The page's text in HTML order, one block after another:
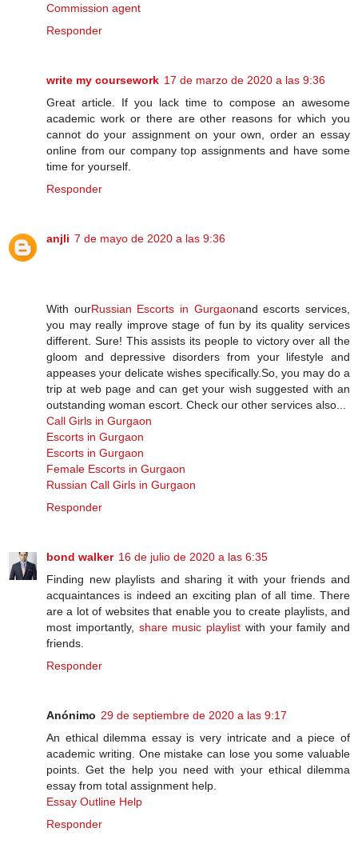
Commission agent
Responder
write my coursework 17 de marzo de 2020 a las 9:36
Great article. If you lack time to compose an awesome
academic work or there are other reasons for which you
cannot do your assignment on your own, order an essay
online from our company top assignments and have some
time for yourself.
Responder
anjli 7 de mayo de 2020 a las 9:36
With ourRussian Escorts in Gurgaonand escorts services,
you may really improve stage of fun by its quality services
different. Sure! This assists its people to victory over all the
gloom and depressive disorders from your lifestyle and
appeases your delicate wishes specifically.So, you may do a
trip at web page and can get your wish suggested with an
outstanding woman escort. Check our other services also...
Call Girls in Gurgaon
Escorts in Gurgaon
Escorts in Gurgaon
Female Escorts in Gurgaon
Russian Call Girls in Gurgaon
Responder
bond walker 16 de julio de 2020 a las 6:35
Finding new playlists and sharing it with your friends and
acquaintances is indeed an exciting plan of all time. There
are a lot of websites that enable you to create playlists, and
most importantly, share music playlist with your family and
friends.
Responder
Anónimo 29 de septiembre de 2020 a las 9:17
An ethical dilemma essay is very intricate and a piece of
academic writing. One mistake can lose you some valuable
points. Get the help you need with your ethical dilemma
essay from total assignment help.
Essay Outline Help
Responder